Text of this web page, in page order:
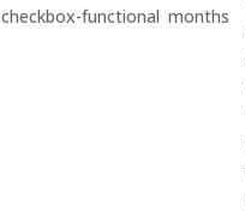
checkbox-functional months